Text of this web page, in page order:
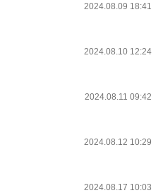
2024.08.09 18:41
2024.08.10 12:24
2024.08.11 09:42
2024.08.12 10:29
2024.08.17 10:03